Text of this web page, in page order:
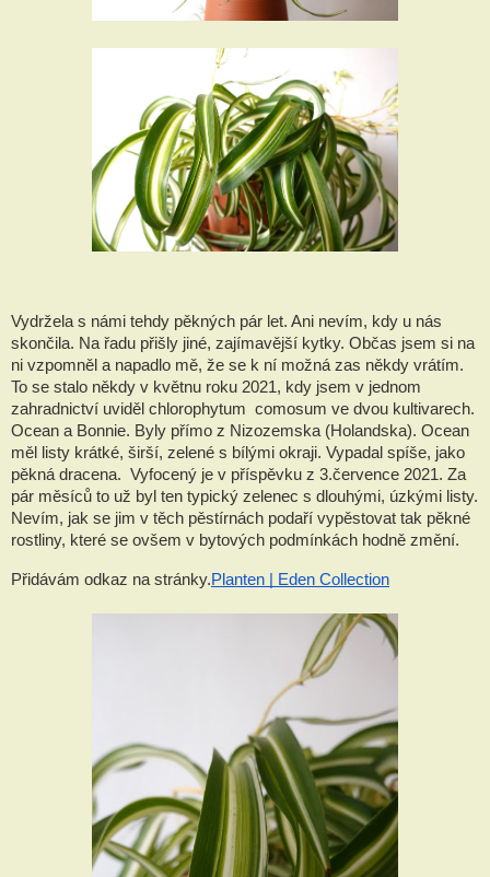
Vydržela s námi tehdy pěkných pár let. Ani nevím, kdy u nás
skončila. Na řadu přišly jiné, zajímavější kytky. Občas jsem si na
ni vzpomněl a napadlo mě, že se k ní možná zas někdy vrátím.
To se stalo někdy v květnu roku 2021, kdy jsem v jednom
zahradnictví uviděl chlorophytum comosum ve dvou kultivarech.
Ocean a Bonnie. Byly přímo z Nizozemska (Holandska). Ocean
měl listy krátké, širší, zelené s bílými okraji. Vypadal spíše, jako
pěkná dracena. Vyfocený je v příspěvku z 3.července 2021. Za
pár měsíců to už byl ten typický zelenec s dlouhými, úzkými listy.
Nevím, jak se jim v těch pěstírnách podaří vypěstovat tak pěkné
rostliny, které se ovšem v bytových podmínkách hodně změní.
Přidávám odkaz na stránky.Planten | Eden Collection